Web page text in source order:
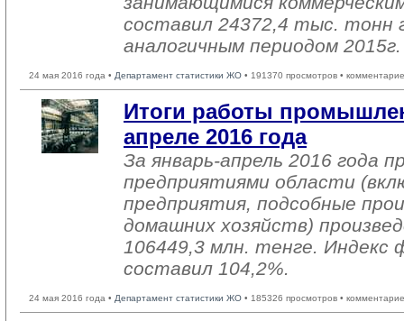
составил 24372,4 тыс. тонн
аналогичным периодом
24 мая 2016 года • Департамент статистики ЖО • 191370 просмотров •
Итоги работы
апреле 2016 года
За январь-апрель 2016 года
предприятиями области
предприятия, подсобные
домашних хозяйств)
106449,3 млн. тенге. Индекс
составил 104,2%.
24 мая 2016 года • Департамент статистики ЖО • 185326 просмотров •